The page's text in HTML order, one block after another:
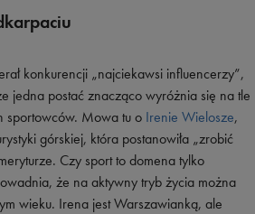
konkurencji „najciekawsi influencerzy”,
jedna postać znacząco wyróżnia się na tle
sportowców. Mowa tu o Irenie Wielosze,
górskiej, która postanowiła „zrobić
Czy sport to domena tylko
że na aktywny tryb życia można
wieku. Irena jest Warszawianką, ale